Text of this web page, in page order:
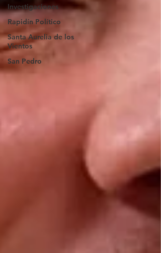
Investigaciones
Rapidín Político
Santa Aurelia de los
Vientos
San Pedro